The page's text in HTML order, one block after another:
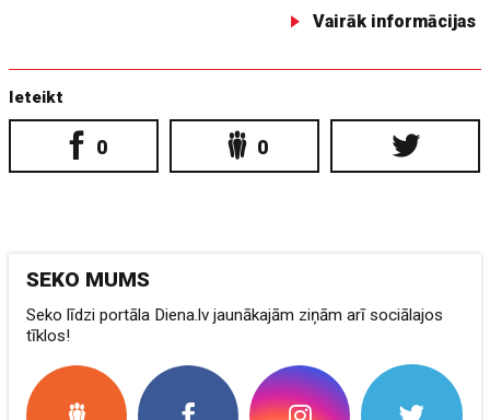
Vairāk informācijas
Ieteikt
0 0
SEKO MUMS
Seko līdzi portāla Diena.lv jaunākajām ziņām arī sociālajos
tīklos!